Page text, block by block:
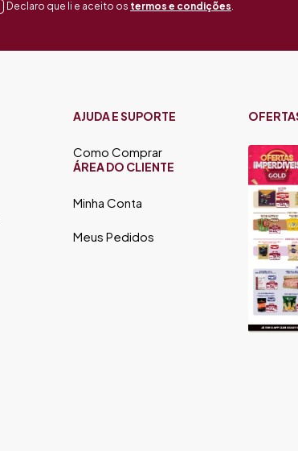
Declaro que li e aceito os termos e condições.
AJUDA E SUPORTE
Como Comprar
ÁREA DO CLIENTE
Minha Conta
Meus Pedidos